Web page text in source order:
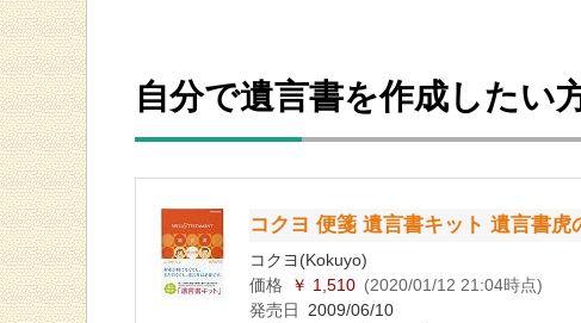
自分で遺言書を作成したい
コクヨ 便箋 遺言書キット 遺言書虎
コクヨ(Kokuyo)
価格
￥ 1,510 (2020/01/12 21:04時点)
発売日
2009/06/10